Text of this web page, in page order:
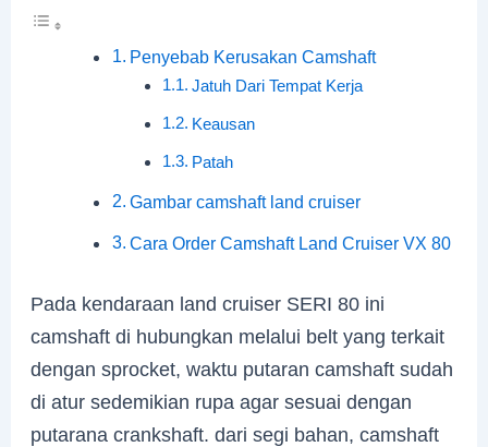
Penyebab Kerusakan Camshaft
Jatuh Dari Tempat Kerja
Keausan
Patah
Gambar camshaft land cruiser
Cara Order Camshaft Land Cruiser VX 80
Pada kendaraan land cruiser SERI 80 ini
camshaft di hubungkan melalui belt yang terkait
dengan sprocket, waktu putaran camshaft sudah
di atur sedemikian rupa agar sesuai dengan
putarana crankshaft. dari segi bahan, camshaft